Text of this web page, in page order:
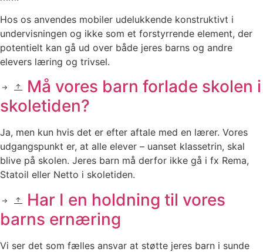
Hos os anvendes mobiler udelukkende konstruktivt i
undervisningen og ikke som et forstyrrende element, der
potentielt kan gå ud over både jeres barns og andre
elevers læring og trivsel.
Må vores barn forlade skolen i
skoletiden?
Ja, men kun hvis det er efter aftale med en lærer. Vores
udgangspunkt er, at alle elever – uanset klassetrin, skal
blive på skolen. Jeres barn må derfor ikke gå i fx Rema,
Statoil eller Netto i skoletiden.
Har I en holdning til vores
barns ernæring
Vi ser det som fælles ansvar at støtte jeres barn i sunde